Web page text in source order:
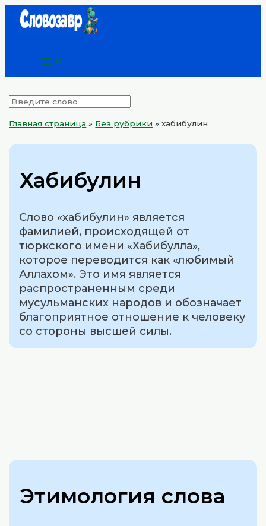
ПерейтиMain
Главная страница » Без рубрики »хабибулин
Хабибулин
Слово «хабибулин» является
фамилией, происходящей от
тюркского имени «Хабибулла»,
которое переводится как «любимый
Аллахом». Это имя является
распространенным среди
мусульманских народов и обозначает
благоприятное отношение к человеку
со стороны высшей силы.
Этимология слова